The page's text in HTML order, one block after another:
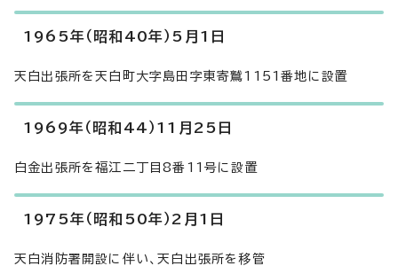
1965年（昭和40年）5月1日
天白出張所を天白町大字島田字東寄鷲1151番地に設置
1969年（昭和44）11月25日
白金出張所を福江二丁目8番11号に設置
1975年（昭和50年）2月1日
天白消防署開設に伴い、天白出張所を移管